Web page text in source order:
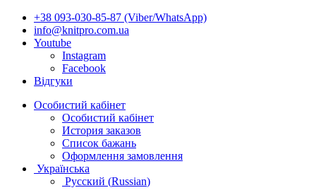
+38 093-030-85-87 (Viber/WhatsApp)
info@knitpro.com.ua
Youtube
Instagram
Facebook
Відгуки
Особистий кабінет
Особистий кабінет
История заказов
Список бажань
Оформлення замовлення
Українська
Русский (Russian)